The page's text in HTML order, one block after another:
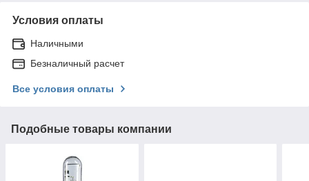
Условия оплаты
Наличными
Безналичный расчет
Все условия оплаты
Подобные товары компании